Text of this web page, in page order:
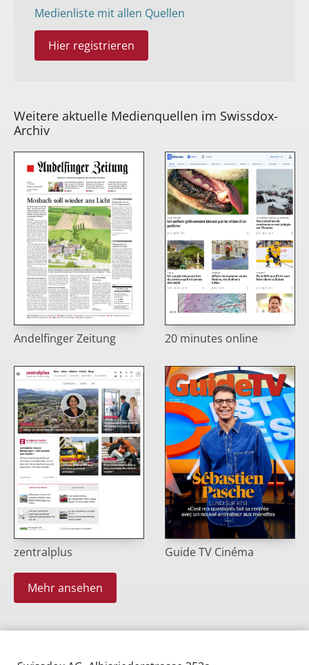
Medienliste mit allen Quellen
Hier registrieren
Weitere aktuelle Medienquellen im Swissdox-
Archiv
Andelfinger Zeitung 20 minutes online
zentralplus Guide TV Cinéma
Mehr ansehen